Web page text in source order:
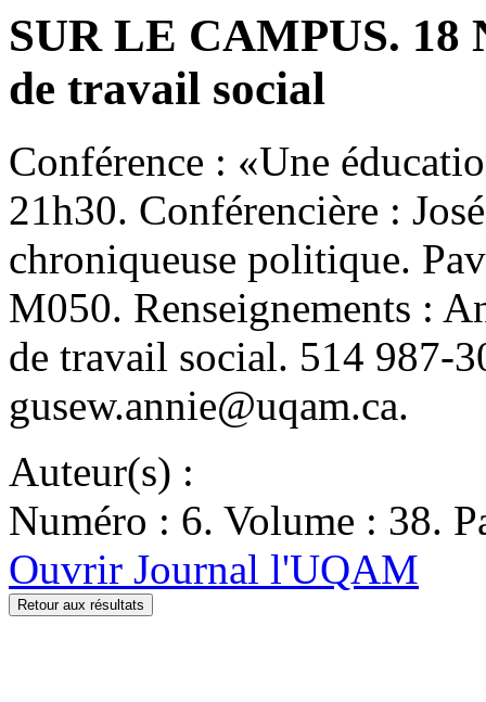
SUR LE CAMPUS. 18
de travail social
Conférence : «Une
21h30. Conférencière :
chroniqueuse politique.
M050. Renseignements :
de travail social. 514 987-
gusew.annie@uqam.ca.
Auteur(s) :
Numéro : 6. Volume : 38.
Ouvrir Journal l'UQAM
Retour aux résultats